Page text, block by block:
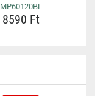
MP60120BL
8590 Ft